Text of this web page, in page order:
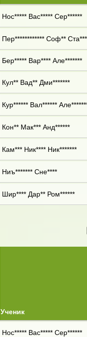
Нос***** Вас***** Сер******
Пер************ Соф**
Бер***** Вар**** Але*******
Кул** Вад** Дми*******
Кур****** Вал******
Кон** Мак*** Анд******
Кам*** Ник**** Ник*******
Ниъ******* Сне****
Шир**** Дар** Ром******
Ученик
Нос***** Вас***** Сер******